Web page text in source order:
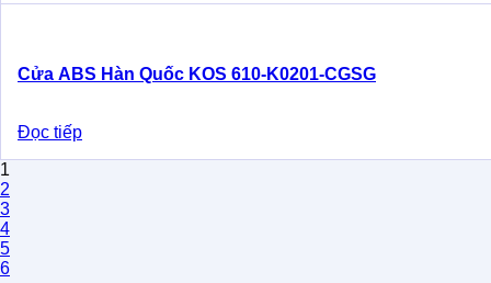
Cửa ABS Hàn Quốc KOS 610-K0201-CGSG
Đọc tiếp
1
2
3
4
5
6